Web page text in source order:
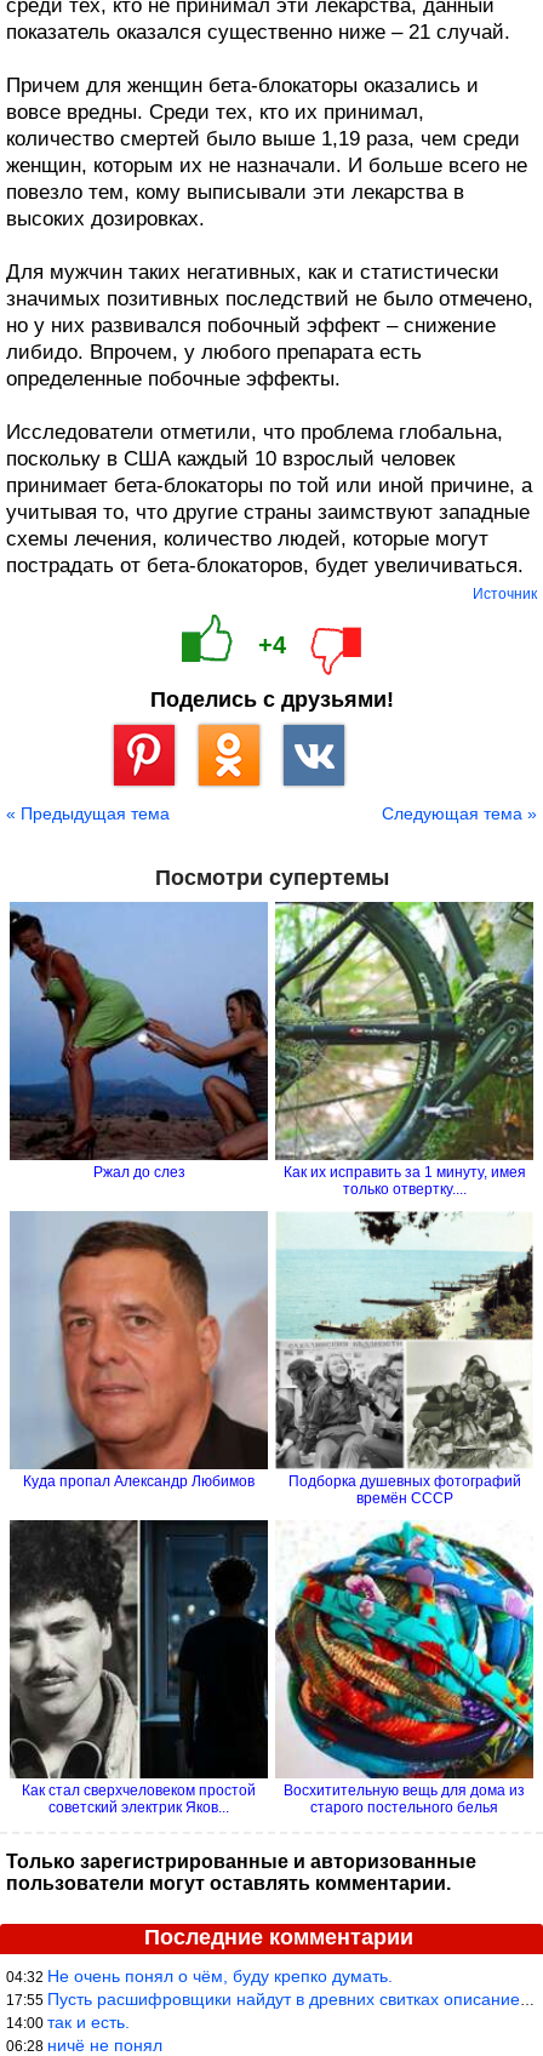
среди тех, кто не принимал эти лекарства, данный
показатель оказался существенно ниже – 21 случай.
Причем для женщин бета-блокаторы оказались и
вовсе вредны. Среди тех, кто их принимал,
количество смертей было выше 1,19 раза, чем среди
женщин, которым их не назначали. И больше всего не
повезло тем, кому выписывали эти лекарства в
высоких дозировках.
Для мужчин таких негативных, как и статистически
значимых позитивных последствий не было отмечено,
но у них развивался побочный эффект – снижение
либидо. Впрочем, у любого препарата есть
определенные побочные эффекты.
Исследователи отметили, что проблема глобальна,
поскольку в США каждый 10 взрослый человек
принимает бета-блокаторы по той или иной причине, а
учитывая то, что другие страны заимствуют западные
схемы лечения, количество людей, которые могут
пострадать от бета-блокаторов, будет увеличиваться.
Источник
+4
Поделись с друзьями!
« Предыдущая тема Следующая тема »
Посмотри супертемы
Ржал до слез
Как их исправить за 1 минуту, имея
только отвертку....
Куда пропал Александр Любимов
Подборка душевных фотографий
времён СССР
Как стал сверхчеловеком простой
советский электрик Яков...
Восхитительную вещь для дома из
старого постельного белья
Только зарегистрированные и авторизованные
пользователи могут оставлять комментарии.
Последние комментарии
04:32 Не очень понял о чём, буду крепко думать.
17:55 Пусть расшифровщики найдут в древних свитках описание классифика
14:00 так и есть.
06:28 ничё не понял